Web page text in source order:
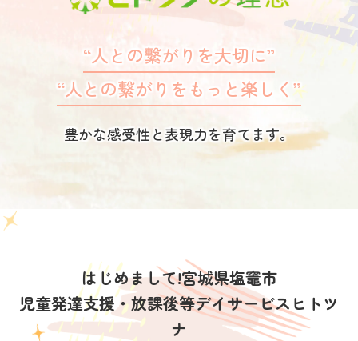
“人との繋がりを大切に”
“人との繋がりをもっと楽しく”
豊かな感受性と表現力を育てます。
はじめまして!宮城県塩竈市
児童発達支援・放課後等デイサービスヒトツ
ナ